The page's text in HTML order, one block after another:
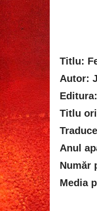
Titlu:
Autor:
Titlu
Anul
Număr
Media